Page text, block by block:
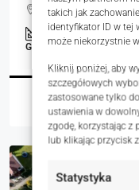
takich jak
identyfikator ID w tej
może niekorzystnie
Kliknij poniżej, aby
szczegółowych
zastosowane tylko
ustawienia w
zgodę, korzystając z
lub klikając przycisk
Statystyka
Krzyszkowo, Polska
665.00 m²
GRUNTY
Dariusz Michalski